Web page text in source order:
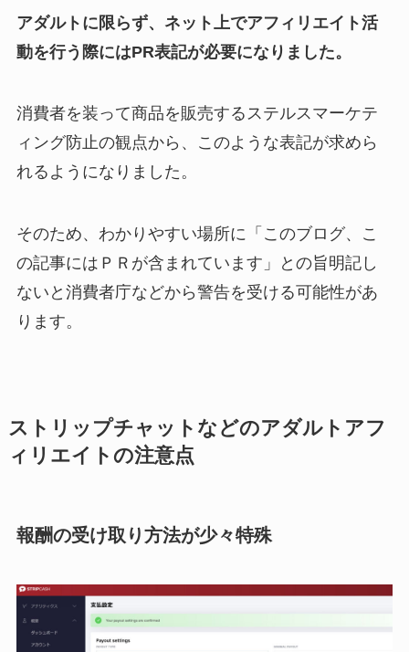
アダルトに限らず、ネット上でアフィリエイト活
動を行う際にはPR表記が必要になりました。
消費者を装って商品を販売するステルスマーケテ
ィング防止の観点から、このような表記が求めら
れるようになりました。
そのため、わかりやすい場所に「このブログ、こ
の記事にはＰＲが含まれています」との旨明記し
ないと消費者庁などから警告を受ける可能性があ
ります。
ストリップチャットなどのアダルトアフ
ィリエイトの注意点
報酬の受け取り方法が少々特殊